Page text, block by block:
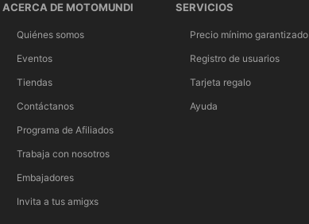
ACERCA DE MOTOMUNDI
Quiénes somos
Eventos
Tiendas
Contáctanos
Programa de Afiliados
Trabaja con nosotros
Embajadores
Invita a tus amigxs
SERVICIOS
Precio mínimo garantizado
Registro de usuarios
Tarjeta regalo
Ayuda